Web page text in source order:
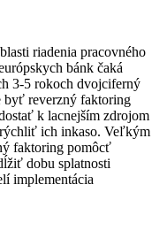
riadenia pracovného
bánk čaká
3-5 rokoch dvojciferný
byť reverzný faktoring
k lacnejším zdrojom
ich inkaso. Veľkým
faktoring pomôcť
dobu splatnosti
implementácia